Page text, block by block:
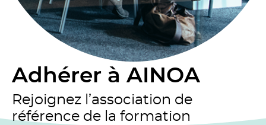
Adhérer à AINOA
Rejoignez l’association de
référence de la formation